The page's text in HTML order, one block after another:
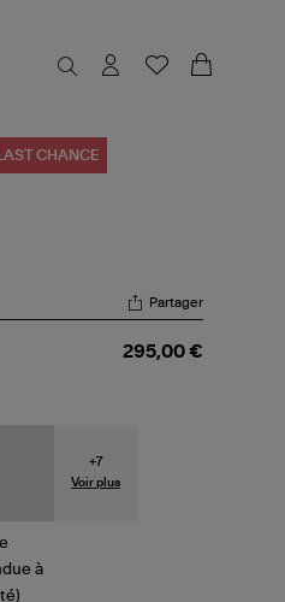
LAST CHANCE
Partager
295,00 €
+7
Voir plus